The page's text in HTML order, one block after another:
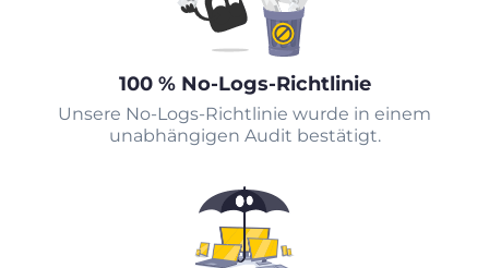
100 % No-Logs-Richtlinie
Unsere No-Logs-Richtlinie wurde in einem
unabhängigen Audit bestätigt.